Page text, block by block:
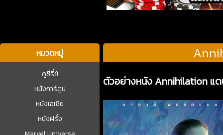
หมวดหมู่
ดูซีรี่ย์
หนังการ์ตูน
หนังเอเชีย
หนังฝรั่ง
ตัวอย่างหนัง Annihilation แ